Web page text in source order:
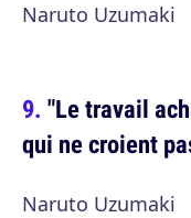
Naruto Uzumaki
"Le travail
qui ne croient
Naruto Uzumaki